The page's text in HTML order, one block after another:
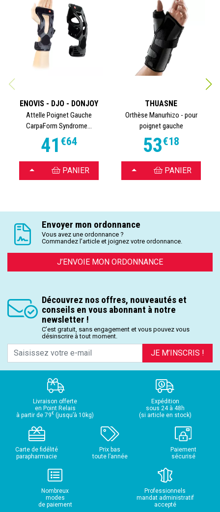
ENOVIS - DJO - DONJOY
Attelle Poignet Gauche
CarpaForm Syndrome...
41 €64
CHOISIR PANIER
THUASNE
Orthèse Manurhizo - pour
poignet gauche
53€18
CHOISIR PANIER
Envoyer mon ordonnance
Vous avez une ordonnance ?
Commandez l’article et joignez votre ordonnance.
J’ENVOIE MON ORDONNANCE
Découvrez nos offres, nouveautés et
conseils en vous abonnant à notre
newsletter !
C’est gratuit, sans engagement et vous pouvez vous
désinscrire à tout moment.
JE M’INSCRIS !
Livraison offerte
en Point Relais
à partir de 79€ (jusqu’à 10kg)
Expédition
sous 24 à 48h
(si article en stock)
Carte de fidélité
parapharmacie
Prix bas
toute l’année
Paiement
sécurisé
Nombreux
modes
de paiement
Professionnels
mandat administratif
accepté